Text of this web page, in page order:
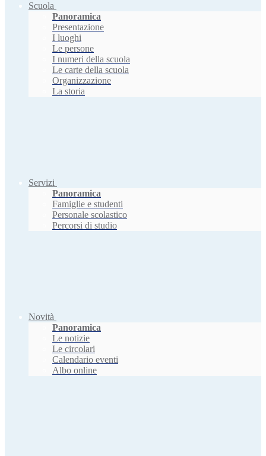
Scuola
Panoramica
Presentazione
I luoghi
Le persone
I numeri della scuola
Le carte della scuola
Organizzazione
La storia
Servizi
Panoramica
Famiglie e studenti
Personale scolastico
Percorsi di studio
Novità
Panoramica
Le notizie
Le circolari
Calendario eventi
Albo online